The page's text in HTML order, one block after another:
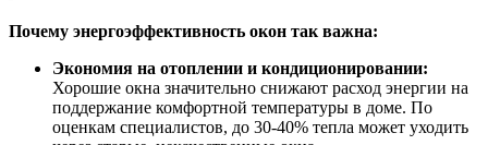
Почему энергоэффективность окон так важна:
Экономия на отоплении и кондиционировании:
Хорошие окна значительно снижают расход энергии на
поддержание комфортной температуры в доме. По
оценкам специалистов, до 30-40% тепла может уходить